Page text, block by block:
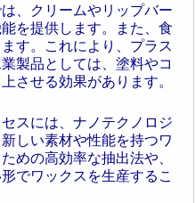
、クリームやリップバー
を提供します。また、食
す。これにより、プラス
製品としては、塗料やコ
させる効果があります。
スには、ナノテクノロジ
しい素材や性能を持つワ
めの高効率な抽出法や、
でワックスを生産するこ